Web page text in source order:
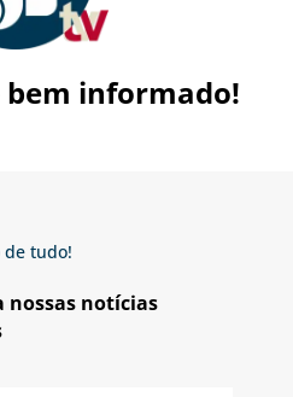
bem informado!
tudo!
nossas notícias